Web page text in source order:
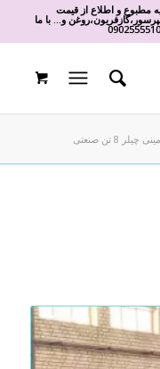
مطبوع و اطلاع از قیمت
و... با ما
8 تن صنعتی